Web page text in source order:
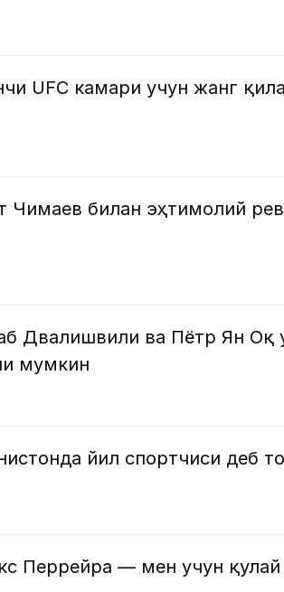
UFC камари учун жанг
Чимаев билан эҳтимолий
Двалишвили ва Пётр Ян Оқ
мумкин
йил спортчиси деб
Перрейра — мен учун қулай